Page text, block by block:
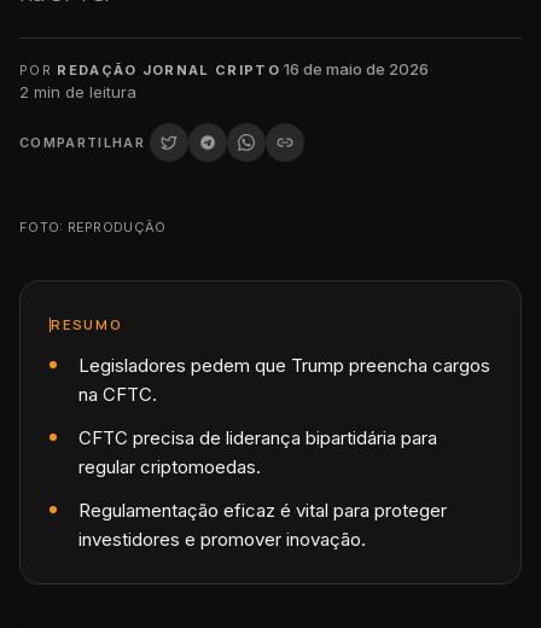
POR REDAÇÃO JORNAL CRIPTO·16 de maio de 2026·
2 min de leitura
COMPARTILHAR
FOTO: REPRODUÇÃO
RESUMO
Legisladores pedem que Trump preencha cargos
na CFTC.
CFTC precisa de liderança bipartidária para
regular criptomoedas.
Regulamentação eficaz é vital para proteger
investidores e promover inovação.